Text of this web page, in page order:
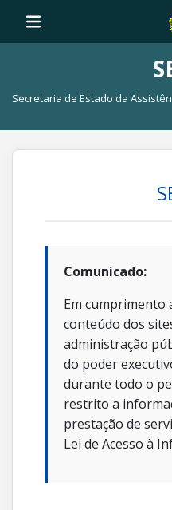
Secretaria de Estado da
Comunicado:
Em cumprimento
conteúdo dos
administração
do poder
durante todo o
restrito a
prestação de
Lei de Acesso à